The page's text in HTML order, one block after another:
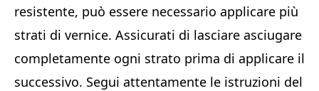
resistente, può essere necessario applicare più
strati di vernice. Assicurati di lasciare asciugare
completamente ogni strato prima di applicare il
successivo. Segui attentamente le istruzioni del